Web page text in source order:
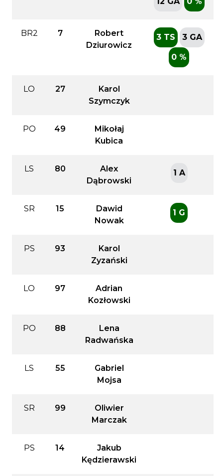
BR2 7
Robert
Dziurowicz
3 TS 3 GA
0 %
LO 27
Karol
Szymczyk
PO 49
Mikołaj
Kubica
LS 80
Alex
Dąbrowski
1 A
SR 15
Dawid
Nowak
1 G
PS 93
Karol
Zyzański
LO 97
Adrian
Kozłowski
PO 88
Lena
Radwańska
LS 55
Gabriel
Mojsa
SR 99
Oliwier
Marczak
PS 14
Jakub
Kędzierawski